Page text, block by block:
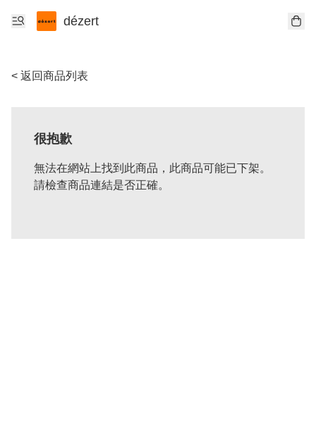
dézert
< 返回商品列表
很抱歉
無法在網站上找到此商品，此商品可能已下架。
請檢查商品連結是否正確。